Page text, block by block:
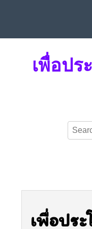
เพื่อปร
เพื่อปร